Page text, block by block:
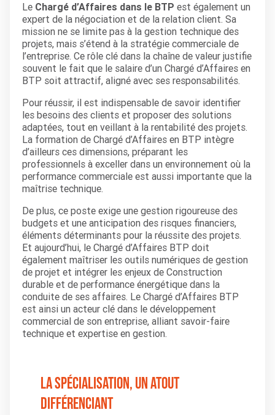
Le Chargé d’Affaires dans le BTP est également un
expert de la négociation et de la relation client. Sa
mission ne se limite pas à la gestion technique des
projets, mais s’étend à la stratégie commerciale de
l’entreprise. Ce rôle clé dans la chaîne de valeur justifie
souvent le fait que le salaire d’un Chargé d’Affaires en
BTP soit attractif, aligné avec ses responsabilités.
Pour réussir, il est indispensable de savoir identifier
les besoins des clients et proposer des solutions
adaptées, tout en veillant à la rentabilité des projets.
La formation de Chargé d’Affaires en BTP intègre
d’ailleurs ces dimensions, préparant les
professionnels à exceller dans un environnement où la
performance commerciale est aussi importante que la
maîtrise technique.
De plus, ce poste exige une gestion rigoureuse des
budgets et une anticipation des risques financiers,
éléments déterminants pour la réussite des projets.
Et aujourd’hui, le Chargé d’Affaires BTP doit
également maîtriser les outils numériques de gestion
de projet et intégrer les enjeux de Construction
durable et de performance énergétique dans la
conduite de ses affaires. Le Chargé d’Affaires BTP
est ainsi un acteur clé dans le développement
commercial de son entreprise, alliant savoir-faire
technique et expertise en gestion.
La spécialisation, un atout
différenciant